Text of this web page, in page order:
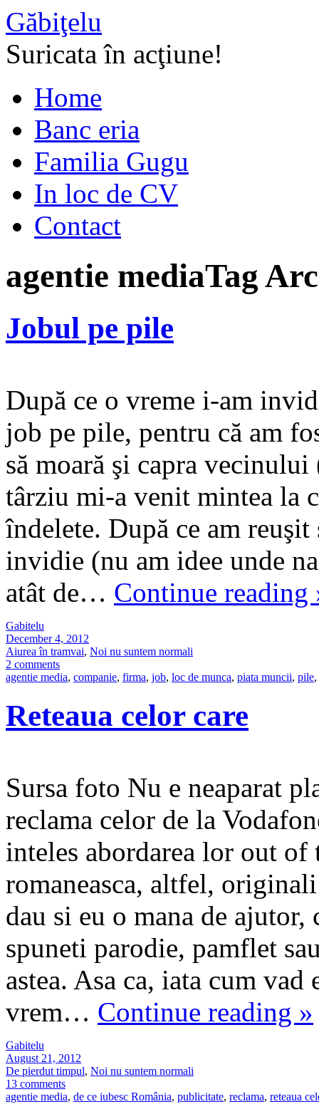
Găbiţelu
Suricata în acţiune!
Home
Banc eria
Familia Gugu
In loc de CV
Contact
agentie mediaTag
Jobul pe pile
După ce o vreme i-am
job pe pile, pentru că am
să moară şi capra
târziu mi-a venit mintea la
îndelete. După ce am
invidie (nu am idee unde
atât de… Continue reading
Gabitelu
December 4, 2012
Aiurea în tramvai, Noi nu suntem normali
2 comments
agentie media, companie, firma, job, loc de munca, piata muncii, pile,
Reteaua celor care
Sursa foto Nu e neaparat
reclama celor de la
inteles abordarea lor out
romaneasca, altfel,
dau si eu o mana de
spuneti parodie, pamflet
astea. Asa ca, iata cum
vrem… Continue reading »
Gabitelu
August 21, 2012
De pierdut timpul, Noi nu suntem normali
13 comments
agentie media, de ce iubesc România, publicitate, reclama, reteaua